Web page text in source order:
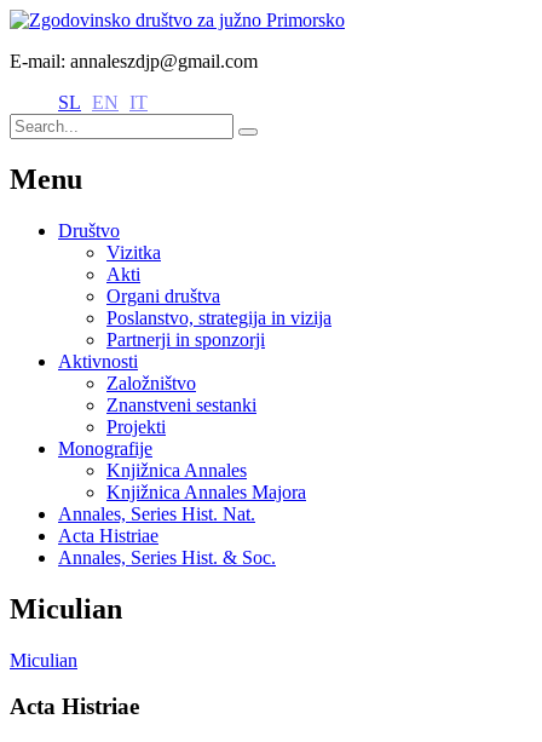
E-mail: annaleszdjp@gmail.com
SL EN IT
Menu
Društvo
Vizitka
Akti
Organi društva
Poslanstvo, strategija in vizija
Partnerji in sponzorji
Aktivnosti
Založništvo
Znanstveni sestanki
Projekti
Monografije
Knjižnica Annales
Knjižnica Annales Majora
Annales, Series Hist. Nat.
Acta Histriae
Annales, Series Hist. & Soc.
Miculian
Miculian
Acta Histriae